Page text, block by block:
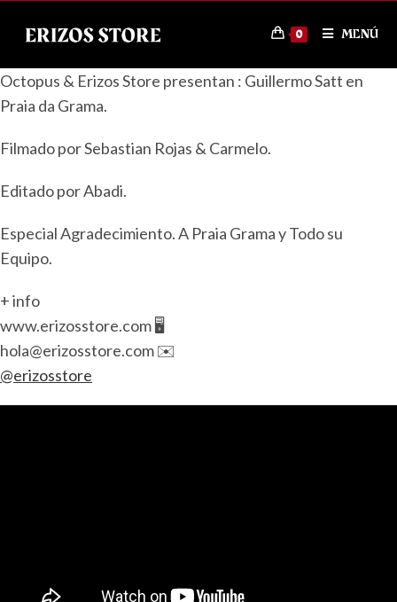
0 MENÚ
Octopus & Erizos Store presentan : Guillermo Satt en
Praia da Grama.
Filmado por Sebastian Rojas & Carmelo.
Editado por Abadi.
Especial Agradecimiento. A Praia Grama y Todo su
Equipo.
+ info
www.erizosstore.com 🖥️
hola@erizosstore.com ✉️
@erizosstore